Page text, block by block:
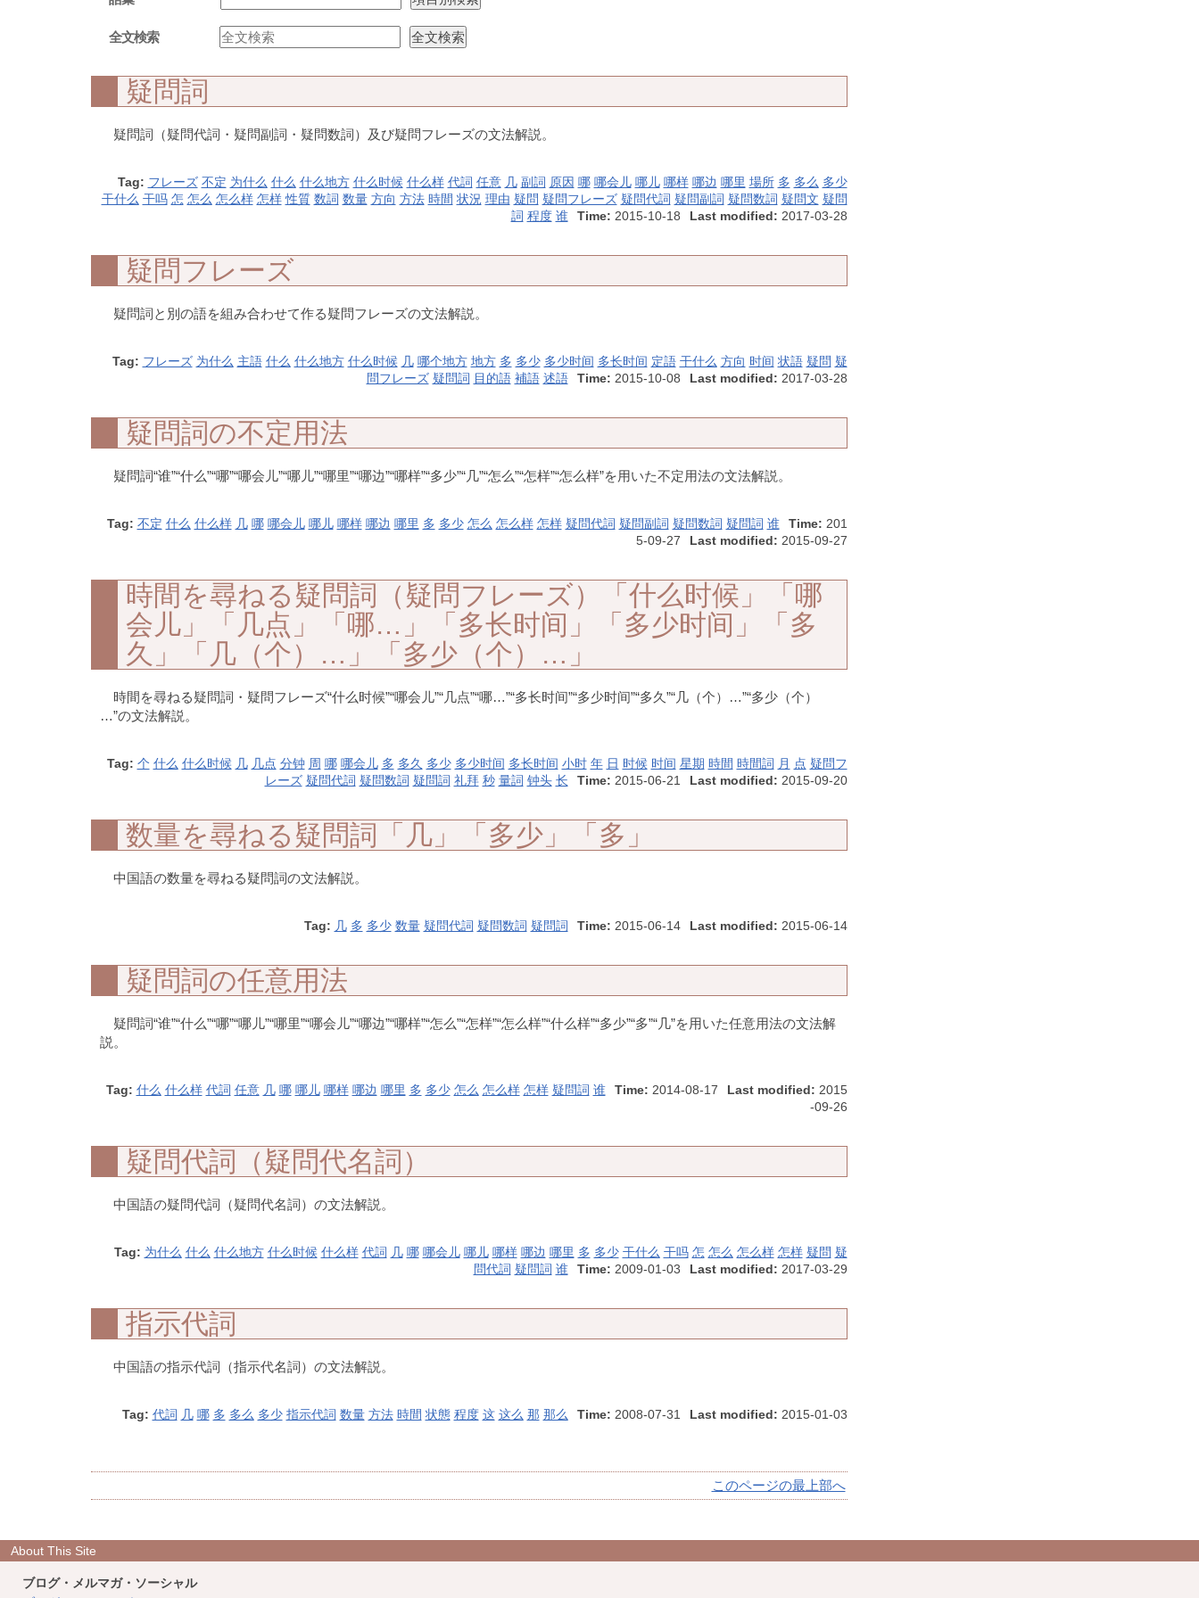
全文検索
疑問詞
疑問詞（疑問代詞・疑問副詞・疑問数詞）及び疑問フレーズの文法解説。
Tag: フレーズ 不定 为什么 什么 什么地方 什么时候 什么样 代詞 任意 几 副詞 原因 哪 哪会儿 哪儿 哪样 哪边 哪里 場所 多 多么 多少
干什么 干吗 怎 怎么 怎么样 怎样 性質 数詞 数量 方向 方法 時間 状況 理由 疑問 疑問フレーズ 疑問代詞 疑問副詞 疑問数詞 疑問文 疑問
詞 程度 谁 Time: 2015-10-18 Last modified: 2017-03-28
疑問フレーズ
疑問詞と別の語を組み合わせて作る疑問フレーズの文法解説。
Tag: フレーズ 为什么 主語 什么 什么地方 什么时候 几 哪个地方 地方 多 多少 多少时间 多长时间 定語 干什么 方向 时间 状語 疑問 疑
問フレーズ 疑問詞 目的語 補語 述語 Time: 2015-10-08 Last modified: 2017-03-28
疑問詞の不定用法
疑問詞“谁”“什么”“哪”“哪会儿”“哪儿”“哪里”“哪边”“哪样”“多少”“几”“怎么”“怎样”“怎么样”を用いた不定用法の文法解説。
Tag: 不定 什么 什么样 几 哪 哪会儿 哪儿 哪样 哪边 哪里 多 多少 怎么 怎么样 怎样 疑問代詞 疑問副詞 疑問数詞 疑問詞 谁 Time: 201
5-09-27
Last modified: 2015-09-27
時間を尋ねる疑問詞（疑問フレーズ）「什么时候」「哪
会儿」「几点」「哪…」「多长时间」「多少时间」「多
久」「几（个）…」「多少（个）…」
時間を尋ねる疑問詞・疑問フレーズ“什么时候”“哪会儿”“几点”“哪…”“多长时间”“多少时间”“多久”“几（个）…”“多少（个）
…”の文法解説。
Tag: 个 什么 什么时候 几 几点 分钟 周 哪 哪会儿 多 多久 多少 多少时间 多长时间 小时 年 日 时候 时间 星期 時間 時間詞 月 点 疑問フ
レーズ 疑問代詞 疑問数詞 疑問詞 礼拜 秒 量詞 钟头 长 Time: 2015-06-21 Last modified: 2015-09-20
数量を尋ねる疑問詞「几」「多少」「多」
中国語の数量を尋ねる疑問詞の文法解説。
Tag: 几 多 多少 数量 疑問代詞 疑問数詞 疑問詞 Time: 2015-06-14 Last modified: 2015-06-14
疑問詞の任意用法
疑問詞“谁”“什么”“哪”“哪儿”“哪里”“哪会儿”“哪边”“哪样”“怎么”“怎样”“怎么样”“什么样”“多少”“多”“几”を用いた任意用法の文法解
説。
Tag: 什么 什么样 代詞 任意 几 哪 哪儿 哪样 哪边 哪里 多 多少 怎么 怎么样 怎样 疑問詞 谁 Time: 2014-08-17 Last modified: 2015
-09-26
疑問代詞（疑問代名詞）
中国語の疑問代詞（疑問代名詞）の文法解説。
Tag: 为什么 什么 什么地方 什么时候 什么样 代詞 几 哪 哪会儿 哪儿 哪样 哪边 哪里 多 多少 干什么 干吗 怎 怎么 怎么样 怎样 疑問 疑
問代詞 疑問詞 谁 Time: 2009-01-03 Last modified: 2017-03-29
指示代詞
中国語の指示代詞（指示代名詞）の文法解説。
Tag: 代詞 几 哪 多 多么 多少 指示代詞 数量 方法 時間 状態 程度 这 这么 那 那么 Time: 2008-07-31 Last modified: 2015-01-03
このページの最上部へ
About This Site
ブログ・メルマガ・ソーシャル